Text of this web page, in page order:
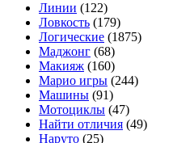
Линии (122)
Ловкость (179)
Логические (1875)
Маджонг (68)
Макияж (160)
Марио игры (244)
Машины (91)
Мотоциклы (47)
Найти отличия (49)
Наруто (25)